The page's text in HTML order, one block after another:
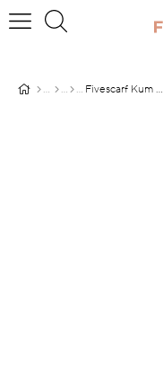
Fivescarf Kum Modal Pamuk Şal